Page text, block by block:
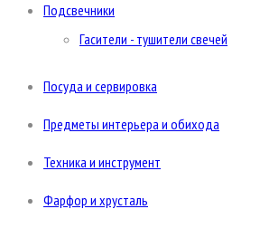
Подсвечники
Гасители - тушители свечей
Посуда и сервировка
Предметы интерьера и обихода
Техника и инструмент
Фарфор и хрусталь